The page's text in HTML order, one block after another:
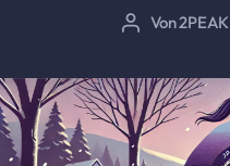
Beitragsautor
Von2PEAK